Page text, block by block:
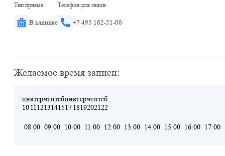
Тип приема:
В клинике
Телефон для связи:
+7 495 162-51-00
Желаемое время записи:
пн
10
вт
11
ср
12
чт
13
пт
14
сб
15
пн
17
вт
18
ср
19
чт
20
пт
21
сб
22
08:00 09:00 10:00 11:00 12:00 13:00 14:00 15:00 16:00 17:00